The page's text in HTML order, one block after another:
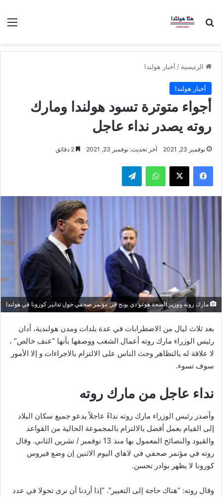
بحث عن
الرئيسية / أخبار هولندا
أخبار هولندا
أجواء متوترة تسود هولندا ومارك
روته يصدر نداء عاجل
نوفمبر 23, 2021 آخر تحديث: نوفمبر 23, 2021
فيسبوك ‫X واتساب تيلقرام
مارك روته ووزير الصحة هوغو دي يونج في مؤتمر صحفي حول تدابير كورونا في هولندا
بعد ثلاث ليال من الاضطرابات في عدة بلدات ومدن هولندية، أدان
رئيس الوزراء مارك روته أعمال الشغب ووصفها بأنها “عنف خالص” ،
لا علاقة له بالتظاهر وحث الناس على الالتزام بالاجراءات و إلا الأمور
سوف تسوء.
نداء عاجل من مارك روته
وأصدر رئيس الوزراء مارك روته نداءً عاجلاً يدعو جميع سكان البلاد
إلى القيام بعمل أفضل بالالتزام بالمجموعة الحالية من القواعد
والقيود والنصائح المعمول بها منذ 13 نوفمبر / تشرين الثاني. وقال
روته في مؤتمر صحفي في لاهاي اليوم الاثنين إن وضع فيروس
كورونا لا يظهر بوادر تحسن.
وقال روته: “هناك حاجة إلى التغيير”. “إذا أردنا أن نرى تحولا في عدد